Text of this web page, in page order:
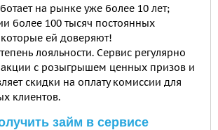
на рынке уже более 10 лет;
более 100 тысяч постоянных
которые ей доверяют!
лояльности. Сервис регулярно
с розыгрышем ценных призов и
скидки на оплату комиссии для
клиентов.
займ в сервисе